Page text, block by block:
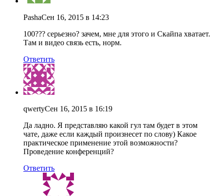
PashaСен 16, 2015 в 14:23
100??? серьезно? зачем, мне для этого и Скайпа хватает.
Там и видео связь есть, норм.
Ответить
qwertyСен 16, 2015 в 16:19
Да ладно. Я представляю какой гул там будет в этом
чате, даже если каждый произнесет по слову) Какое
практическое применение этой возможности?
Проведение конференций?
Ответить